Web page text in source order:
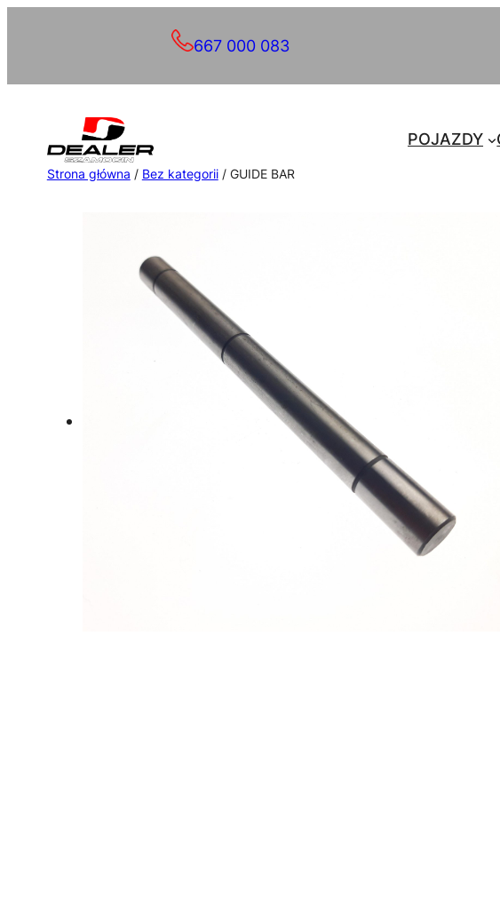
667 000 083
POJAZDY
Strona główna / Bez kategorii/ GUIDE BAR